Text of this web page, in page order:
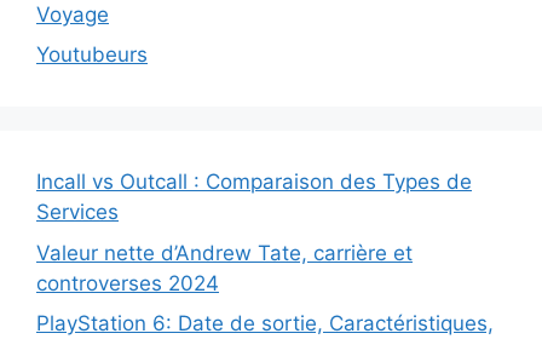
Voyage
Youtubeurs
Incall vs Outcall : Comparaison des Types de
Services
Valeur nette d’Andrew Tate, carrière et
controverses 2024
PlayStation 6: Date de sortie, Caractéristiques,